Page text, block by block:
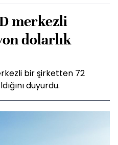
merkezli
dolarlık
bir şirketten 72
duyurdu.